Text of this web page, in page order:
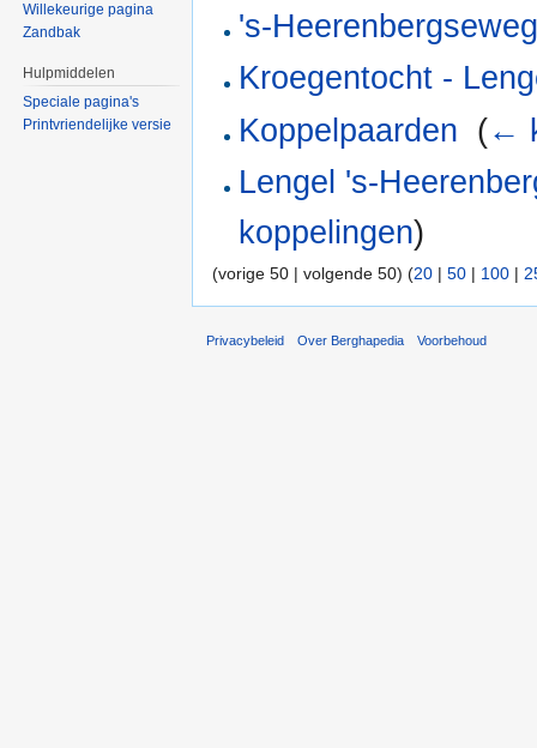
's-
Kroegentocht -
Koppelpaarden (←
Lengel 's-
koppelingen)
(vorige 50 | volgende 50) (20 | 50 | 100 |
Willekeurige pagina
Zandbak
Hulpmiddelen
Speciale pagina's
Printvriendelijke versie
Privacybeleid Over Berghapedia Voorbehoud